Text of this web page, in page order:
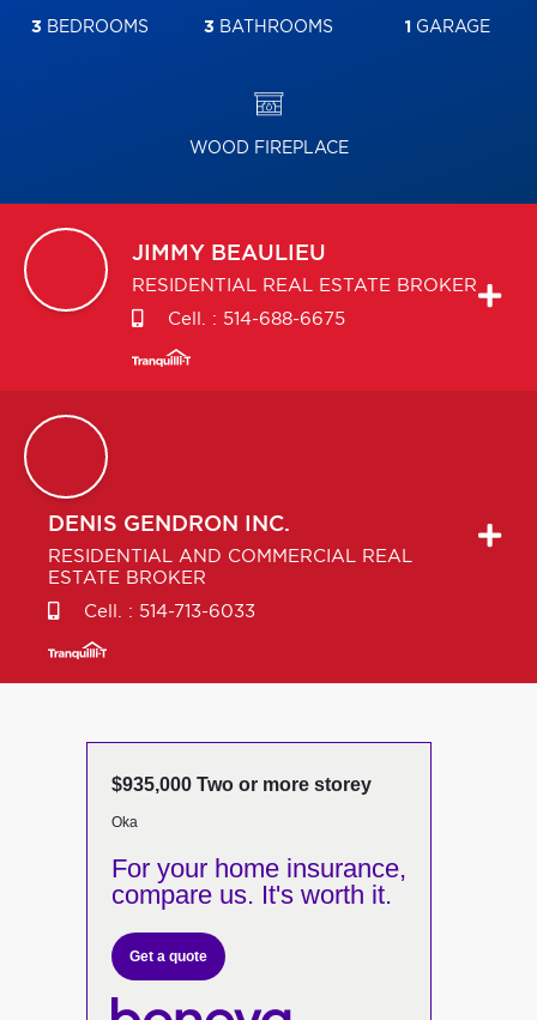
3 BEDROOMS 3 BATHROOMS 1 GARAGE
WOOD FIREPLACE
JIMMY BEAULIEU
RESIDENTIAL REAL ESTATE BROKER
Cell. : 514-688-6675
DENIS GENDRON INC.
RESIDENTIAL AND COMMERCIAL REAL
ESTATE BROKER
Cell. : 514-713-6033
$935,000 Two or more storey
Oka
For your home insurance,
compare us. It's worth it.
Get a quote